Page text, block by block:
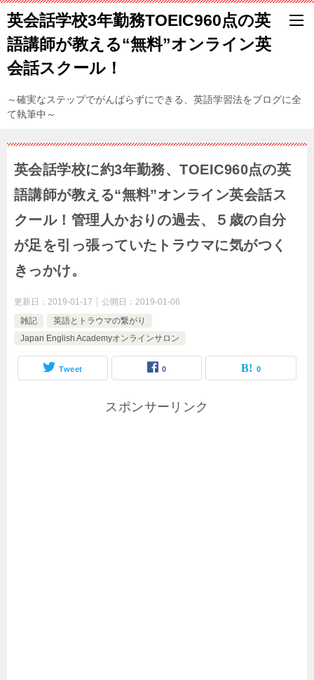
英会話学校3年勤務TOEIC960点の英
語講師が教える“無料”オンライン英
会話スクール！
～確実なステップでがんばらずにできる、英語学習法をブログに全
て執筆中～
英会話学校に約3年勤務、TOEIC960点の英
語講師が教える“無料”オンライン英会話ス
クール！管理人かおりの過去、５歳の自分
が足を引っ張っていたトラウマに気がつく
きっかけ。
更新日： 2019-01-17 公開日： 2019-01-06
雑記
英語とトラウマの繋がり
Japan English Academyオンラインサロン
Tweet 0 0
スポンサーリンク